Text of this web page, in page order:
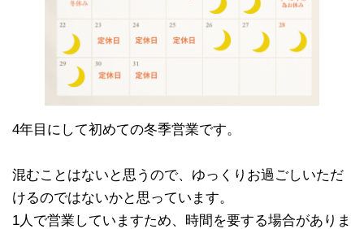
4年目にして初めての冬季営業です。
混むことはないと思うので、ゆっくりお過ごしいただ
けるのではないかと思っています。
1人で営業していますため、時間を要する場合がありま